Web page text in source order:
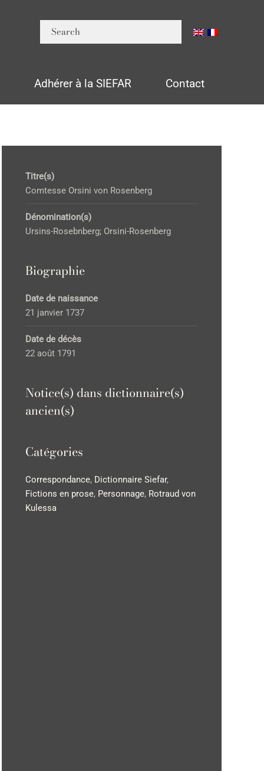
Adhérer à la SIEFAR Contact
Titre(s)
Comtesse Orsini von Rosenberg
Dénomination(s)
Ursins-Rosebnberg; Orsini-Rosenberg
Biographie
Date de naissance
21 janvier 1737
Date de décès
22 août 1791
Notice(s) dans dictionnaire(s)
ancien(s)
Catégories
Correspondance, Dictionnaire Siefar,
Fictions en prose, Personnage, Rotraud von
Kulessa